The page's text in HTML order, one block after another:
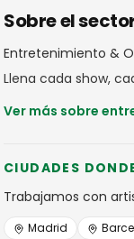
Sobre el
Entretenimiento &
Llena cada show,
Ver más sobre
CIUDADES
Trabajamos con
Madrid